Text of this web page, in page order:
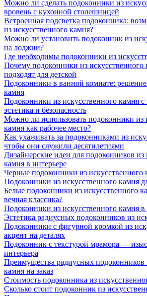
Можно ли сделать подоконники из
вровень с кухонной столешницей
Встроенная подсветка подоконника:
из искусственного камня?
Можно ли установить подоконник из
на лоджии?
Где необходимы подоконники из
Почему подоконники из искусственного
подходят для детской
Подоконники в ванной комнате: решение
камня
Подоконники из искусственного камня
эстетика и безопасность
Можно ли использовать подоконники из
камня как рабочее место?
Как ухаживать за подоконниками из
чтобы они служили десятилетиями
Дизайнерские идеи для подоконников из
камня в интерьере
Черные подоконники из искусственного
Подоконники из искусственного камня
Белые подоконники из искусственного
вечная классика?
Подоконники из искусственного камня
Эстетика радиусных подоконников из
Подоконники с фигурной кромкой из
акцент на деталях
Подоконник с текстурой мрамора —
интерьера
Преимущества радиусных подоконников
камня на заказ
Стоимость подоконника из
Сколько стоит подоконник из